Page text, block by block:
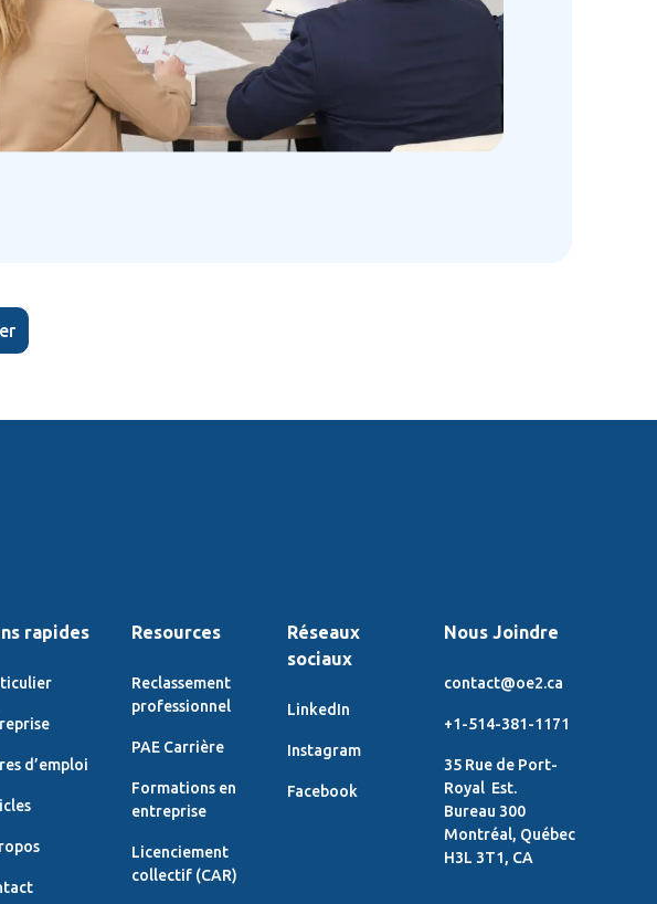
rapides
d’emploi
Resources
Reclassement
professionnel
PAE Carrière
Formations en
entreprise
Licenciement
collectif (CAR)
Réseaux
sociaux
LinkedIn
Instagram
Facebook
Nous Joindre
contact@oe2.ca
+1-514-381-1171
35 Rue de Port-
Royal Est.
Bureau 300
Montréal, Québec
H3L 3T1, CA